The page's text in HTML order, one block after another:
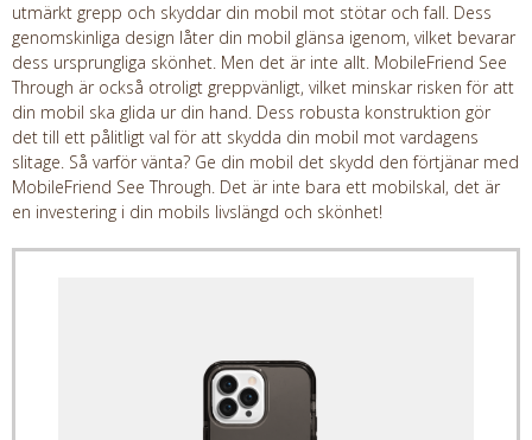
utmärkt grepp och skyddar din mobil mot stötar och fall. Dess
genomskinliga design låter din mobil glänsa igenom, vilket bevarar
dess ursprungliga skönhet. Men det är inte allt. MobileFriend See
Through är också otroligt greppvänligt, vilket minskar risken för att
din mobil ska glida ur din hand. Dess robusta konstruktion gör
det till ett pålitligt val för att skydda din mobil mot vardagens
slitage. Så varför vänta? Ge din mobil det skydd den förtjänar med
MobileFriend See Through. Det är inte bara ett mobilskal, det är
en investering i din mobils livslängd och skönhet!